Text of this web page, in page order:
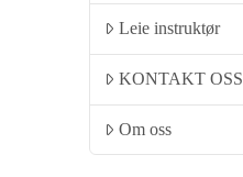
Leie instruktør
KONTAKT OSS
Om oss